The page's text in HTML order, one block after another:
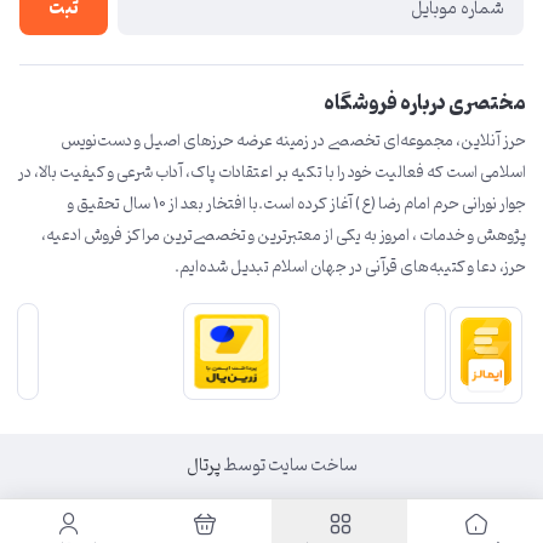
ثبت
مختصری درباره فروشگاه
حرز آنلاین، مجموعه‌ای تخصصی در زمینه عرضه حرزهای اصیل و دست‌نویس
اسلامی است که فعالیت خود را با تکیه بر اعتقادات پاک، آداب شرعی و کیفیت بالا، در
جوار نورانی حرم امام رضا (ع) آغاز کرده است.با افتخار بعد از 10 سال تحقیق و
پژوهش و خدمات ، امروز به یکی از معتبرترین و تخصصی‌ترین مراکز فروش ادعیه،
حرز، دعا و کتیبه‌های قرآنی در جهان اسلام تبدیل شده‌ایم.
ساخت سایت توسطپرتال